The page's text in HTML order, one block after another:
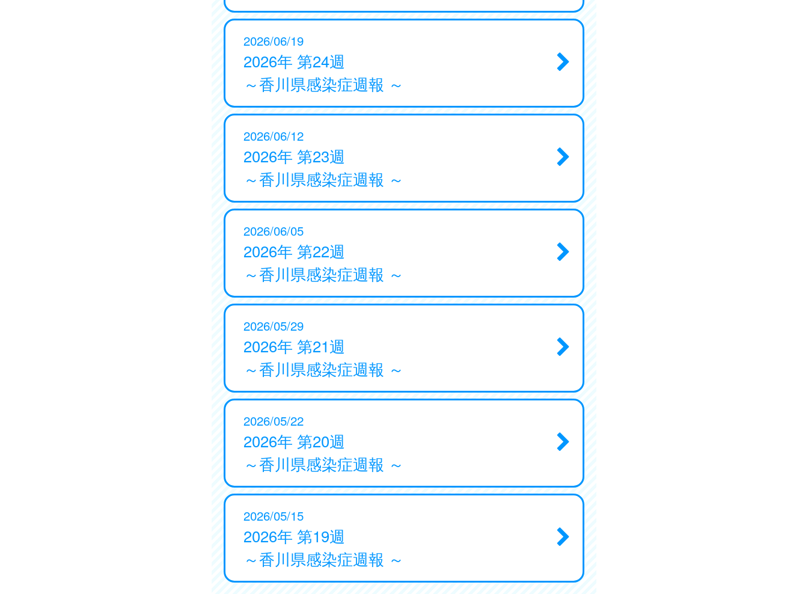
2026/06/19
2026年 第24週
～香川県感染症週報 ～
2026/06/12
2026年 第23週
～香川県感染症週報 ～
2026/06/05
2026年 第22週
～香川県感染症週報 ～
2026/05/29
2026年 第21週
～香川県感染症週報 ～
2026/05/22
2026年 第20週
～香川県感染症週報 ～
2026/05/15
2026年 第19週
～香川県感染症週報 ～